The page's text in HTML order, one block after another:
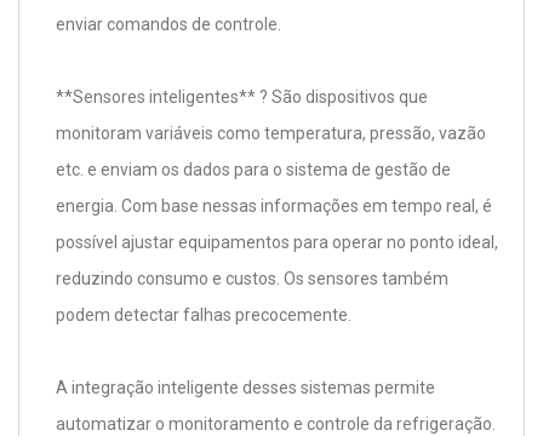
enviar comandos de controle.
**Sensores inteligentes** ? São dispositivos que
monitoram variáveis como temperatura, pressão, vazão
etc. e enviam os dados para o sistema de gestão de
energia. Com base nessas informações em tempo real, é
possível ajustar equipamentos para operar no ponto ideal,
reduzindo consumo e custos. Os sensores também
podem detectar falhas precocemente.
A integração inteligente desses sistemas permite
automatizar o monitoramento e controle da refrigeração.